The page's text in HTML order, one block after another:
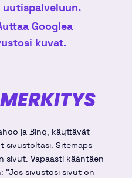
Googlea
kuvat.
ja Bing, käyttävät
sivustoltasi. Sitemaps
sivut. Vapaasti kääntäen
“Jos sivustosi sivut on